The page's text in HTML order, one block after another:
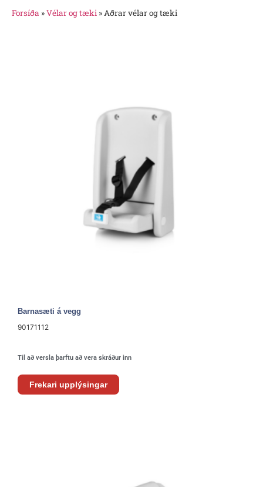
Forsíða »Vélar og tæki » Aðrar vélar og tæki
Barnasæti á vegg
90171112
Til að versla þarftu að vera skráður inn
Frekari upplýsingar